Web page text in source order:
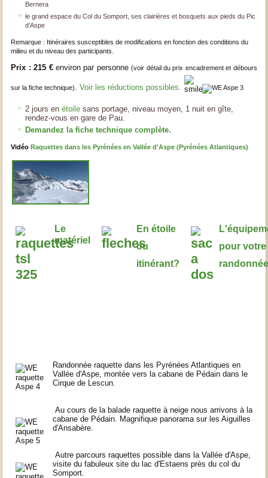
Bernera
le grand espace du Col du Somport, ses clairières et bosquets aux pieds du Pic
d’Aspe
Remarque : Itinéraires susceptibles de modifications en fonction des conditions du
milieu et du niveau des participants.
Prix : 215 €environ par personne(voir détail du prix encadrement et débours
sur la fiche technique).Voir les réductions possibles.
2 jours enétoile sans portage, niveau moyen, 1 nuit en gîte,
rendez-vous en gare de Pau.
Demandez la fiche technique complète.
Vidéo Raquettes dans les Pyrénées en Vallée d'Aspe (Pyrénées Atlantiques)
Le
matériel
En étoile
ou
itinérant?
pour votre
Randonnée raquette dans les Pyrénées Atlantiques en
Vallée d'Aspe, montée vers la cabane de Pédain dans le
Cirque de Lescun.
Au cours de la balade raquette à neige nous arrivons à la
cabane de Pédain. Magnifique panorama sur les Aiguilles
d'Ansabère.
Autre parcours raquettes possible dans la Vallée d'Aspe,
visite du fabuleux site du lac d'Estaens près du col du
Somport.